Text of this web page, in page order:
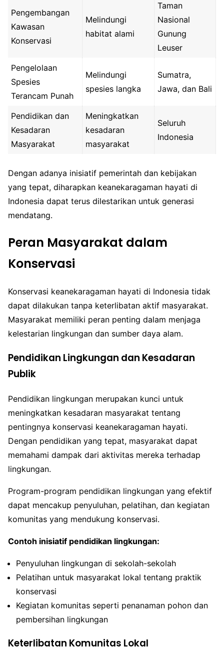
Pengembangan
Kawasan
Konservasi
Melindungi
habitat alami
Taman
Nasional
Gunung
Leuser
Pengelolaan
Spesies
Terancam Punah
Melindungi
spesies langka
Sumatra,
Jawa, dan Bali
Pendidikan dan
Kesadaran
Masyarakat
Meningkatkan
kesadaran
masyarakat
Seluruh
Indonesia
Dengan adanya inisiatif pemerintah dan kebijakan
yang tepat, diharapkan keanekaragaman hayati di
Indonesia dapat terus dilestarikan untuk generasi
mendatang.
Peran Masyarakat dalam
Konservasi
Konservasi keanekaragaman hayati di Indonesia tidak
dapat dilakukan tanpa keterlibatan aktif masyarakat.
Masyarakat memiliki peran penting dalam menjaga
kelestarian lingkungan dan sumber daya alam.
Pendidikan Lingkungan dan Kesadaran
Publik
Pendidikan lingkungan merupakan kunci untuk
meningkatkan kesadaran masyarakat tentang
pentingnya konservasi keanekaragaman hayati.
Dengan pendidikan yang tepat, masyarakat dapat
memahami dampak dari aktivitas mereka terhadap
lingkungan.
Program-program pendidikan lingkungan yang efektif
dapat mencakup penyuluhan, pelatihan, dan kegiatan
komunitas yang mendukung konservasi.
Contoh inisiatif pendidikan lingkungan:
Penyuluhan lingkungan di sekolah-sekolah
Pelatihan untuk masyarakat lokal tentang praktik
konservasi
Kegiatan komunitas seperti penanaman pohon dan
pembersihan lingkungan
Keterlibatan Komunitas Lokal